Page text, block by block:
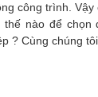
công trình. Vậy
nào để chọn
? Cùng chúng